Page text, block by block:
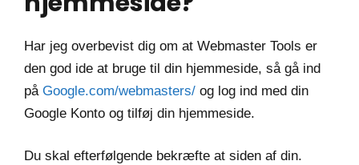
Har jeg overbevist dig om at Webmaster Tools er
den god ide at bruge til din hjemmeside, så gå ind
på Google.com/webmasters/ og log ind med din
Google Konto og tilføj din hjemmeside.
Du skal efterfølgende bekræfte at siden af din.